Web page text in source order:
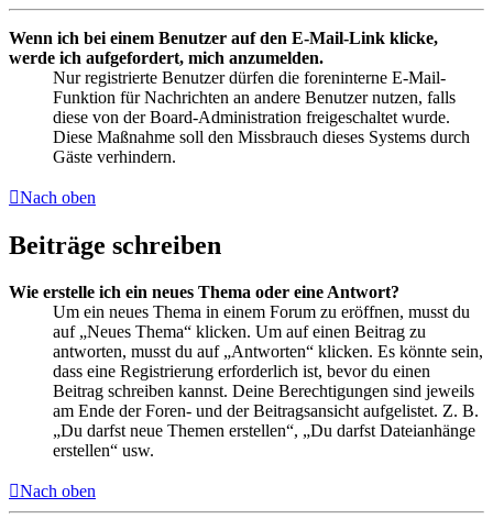
Wenn ich bei einem Benutzer auf den E-Mail-Link klicke,
werde ich aufgefordert, mich anzumelden.
Nur registrierte Benutzer dürfen die foreninterne E-Mail-
Funktion für Nachrichten an andere Benutzer nutzen, falls
diese von der Board-Administration freigeschaltet wurde.
Diese Maßnahme soll den Missbrauch dieses Systems durch
Gäste verhindern.
Nach oben
Beiträge schreiben
Wie erstelle ich ein neues Thema oder eine Antwort?
Um ein neues Thema in einem Forum zu eröffnen, musst du
auf „Neues Thema“ klicken. Um auf einen Beitrag zu
antworten, musst du auf „Antworten“ klicken. Es könnte sein,
dass eine Registrierung erforderlich ist, bevor du einen
Beitrag schreiben kannst. Deine Berechtigungen sind jeweils
am Ende der Foren- und der Beitragsansicht aufgelistet. Z. B.
„Du darfst neue Themen erstellen“, „Du darfst Dateianhänge
erstellen“ usw.
Nach oben